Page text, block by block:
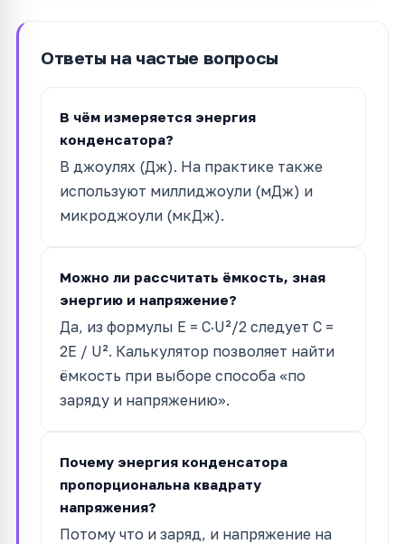
Ответы на частые вопросы
В чём измеряется энергия
конденсатора?
В джоулях (Дж). На практике также
используют миллиджоули (мДж) и
микроджоули (мкДж).
Можно ли рассчитать ёмкость, зная
энергию и напряжение?
Да, из формулы E = C·U²/2 следует C =
2E / U². Калькулятор позволяет найти
ёмкость при выборе способа «по
заряду и напряжению».
Почему энергия конденсатора
пропорциональна квадрату
напряжения?
Потому что и заряд, и напряжение на